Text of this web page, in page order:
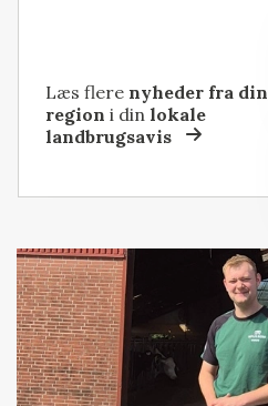
Læs flere nyheder fra din
region i dinlokale
landbrugsavis